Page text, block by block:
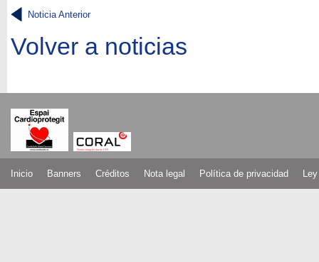
Noticia Anterior
Volver a noticias
Inicio Banners Créditos Nota legal Política de privacidad